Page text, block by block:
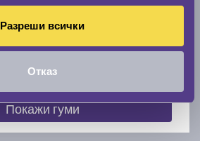
Разреши всички
Отказ
Покажи гуми